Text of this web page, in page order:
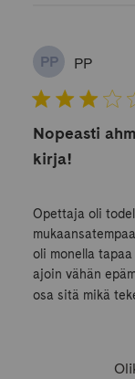
PP PP
Nopeasti
kirja!
Opettaja oli
oli monella
ajoin vähän
osa sitä mikä